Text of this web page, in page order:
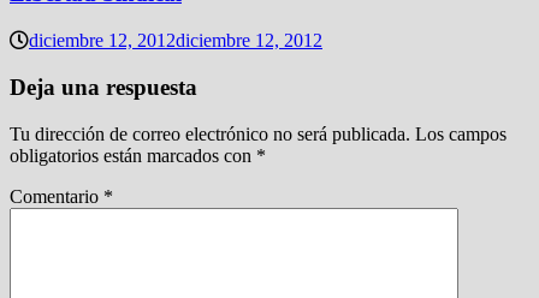
diciembre 12, 2012diciembre 12, 2012
Deja una respuesta
Tu dirección de correo electrónico no será publicada. Los campos
obligatorios están marcados con *
Comentario *